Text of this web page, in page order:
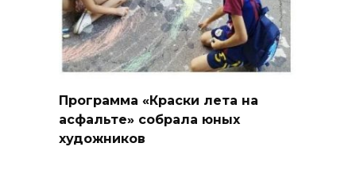
Программа «Краски лета на
асфальте» собрала юных
художников